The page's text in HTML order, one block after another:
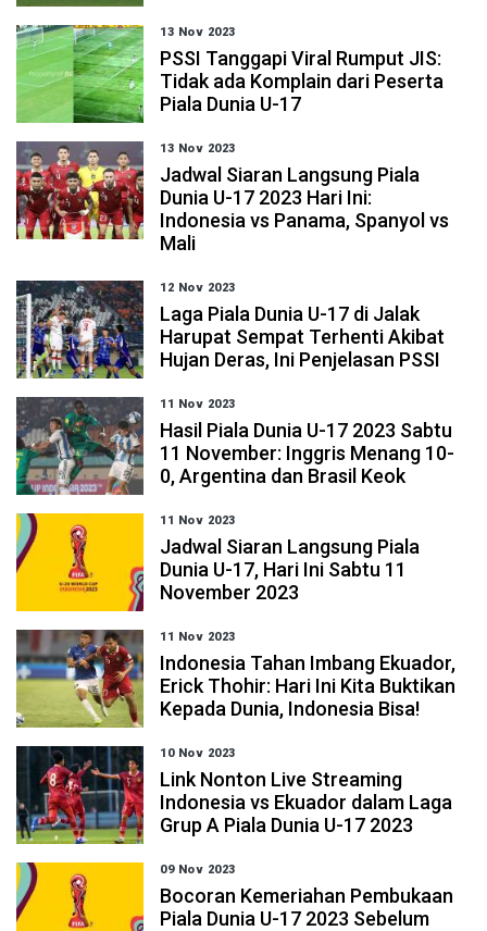
13 Nov 2023
PSSI Tanggapi Viral Rumput JIS:
Tidak ada Komplain dari Peserta
Piala Dunia U-17
13 Nov 2023
Jadwal Siaran Langsung Piala
Dunia U-17 2023 Hari Ini:
Indonesia vs Panama, Spanyol vs
Mali
12 Nov 2023
Laga Piala Dunia U-17 di Jalak
Harupat Sempat Terhenti Akibat
Hujan Deras, Ini Penjelasan PSSI
11 Nov 2023
Hasil Piala Dunia U-17 2023 Sabtu
11 November: Inggris Menang 10-
0, Argentina dan Brasil Keok
11 Nov 2023
Jadwal Siaran Langsung Piala
Dunia U-17, Hari Ini Sabtu 11
November 2023
11 Nov 2023
Indonesia Tahan Imbang Ekuador,
Erick Thohir: Hari Ini Kita Buktikan
Kepada Dunia, Indonesia Bisa!
10 Nov 2023
Link Nonton Live Streaming
Indonesia vs Ekuador dalam Laga
Grup A Piala Dunia U-17 2023
09 Nov 2023
Bocoran Kemeriahan Pembukaan
Piala Dunia U-17 2023 Sebelum